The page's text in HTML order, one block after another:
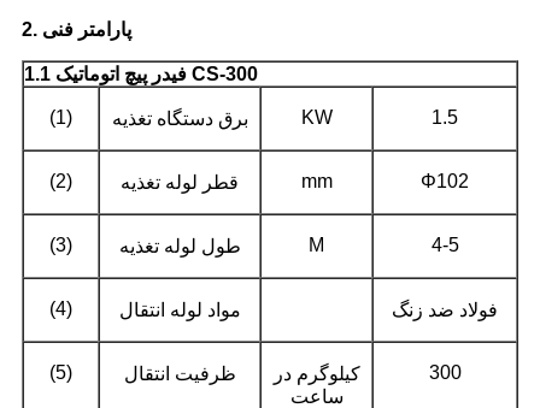
2. پارامتر فنی
1.1 فیدر پیچ اتوماتیک CS-300
(1) برق دستگاه تغذیه KW 1.5
(2) قطر لوله تغذیه mm Φ102
(3) طول لوله تغذیه M 4-5
(4) مواد لوله انتقال فولاد ضد زنگ
(5) ظرفیت انتقال
کیلوگرم در
ساعت
300